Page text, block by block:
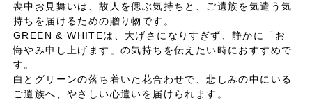
喪中お見舞いは、故人を偲ぶ気持ちと、ご遺族を気遣う気
持ちを届けるための贈り物です。
GREEN & WHITEは、大げさになりすぎず、静かに「お
悔やみ申し上げます」の気持ちを伝えたい時におすすめで
す。
白とグリーンの落ち着いた花合わせで、悲しみの中にいる
ご遺族へ、やさしい心遣いを届けられます。